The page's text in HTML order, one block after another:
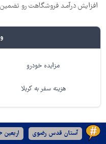
افزایش درآمـد فروشگاهت رو
مزایده خودرو
هزینه سفر به کربلا
آستان قدس رضوی اربعین